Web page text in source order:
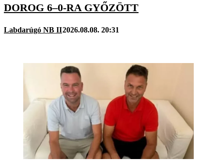
DOROG 6–0-RA GYŐZÖTT
Labdarúgó NB II2026.08.08. 20:31